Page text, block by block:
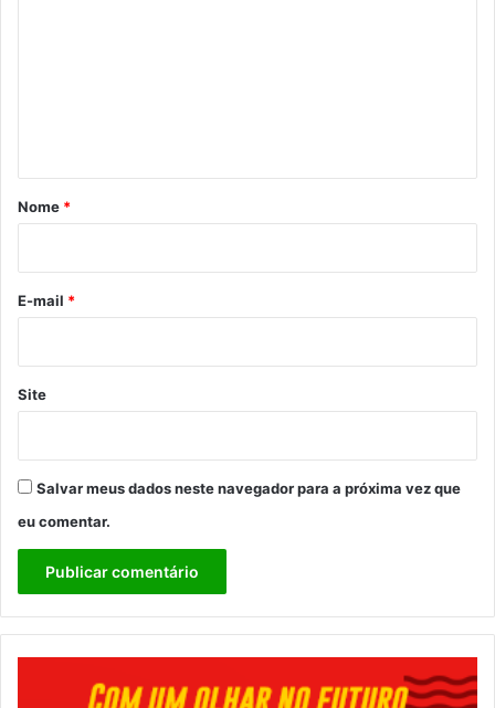
r
*
Nome *
E-mail *
Site
Salvar meus dados neste navegador para a próxima vez que
eu comentar.